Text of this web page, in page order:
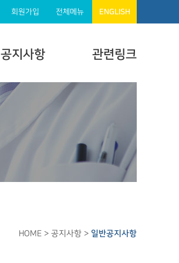
회원가입 전체메뉴 ENGLISH
공지사항 관련링크
HOME > 공지사항 > 일반공지사항